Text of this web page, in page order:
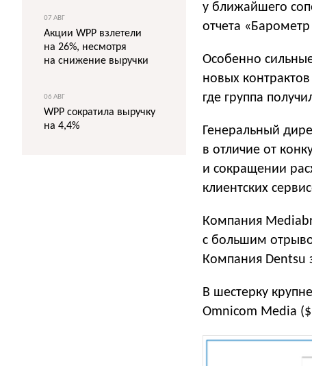
у ближайшего
отчета
Особенно
новых
где группа
Генеральный
в отличие от
и сокращении
клиентских
Компания
с большим
Компания Dentsu
В шестерку
Omnicom Media
07 АВГ
Акции WPP взлетели
на 26%, несмотря
на снижение выручки
06 АВГ
WPP сократила выручку
на 4,4%